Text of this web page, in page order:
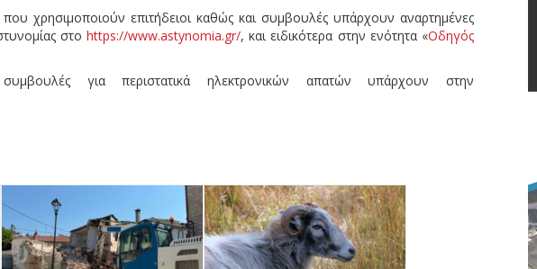
χρησιμοποιούν επιτήδειοι καθώς και συμβουλές υπάρχουν αναρτημένες
στοhttps://www.astynomia.gr/, και ειδικότερα στην ενότητα «Οδηγός
για περιστατικά ηλεκτρονικών απατών υπάρχουν στην